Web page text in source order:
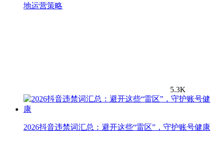
地运营策略
5.3K
2026抖音违禁词汇总：避开这些“雷区”，守护账号健康